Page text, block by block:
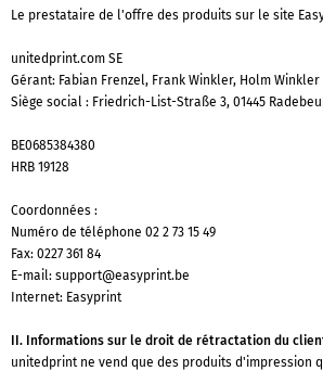
Le prestataire de l'offre des produits sur le site
unitedprint.com SE
Gérant: Fabian Frenzel, Frank Winkler, Holm Winkler
Siège social : Friedrich-List-Straße 3, 01445
BE0685384380
HRB 19128
Coordonnées :
Numéro de téléphone 02 2 73 15 49
Fax: 0227 361 84
E-mail: support@easyprint.be
Internet: Easyprint
II. Informations sur le droit de rétractation du
unitedprint ne vend que des produits d'impression